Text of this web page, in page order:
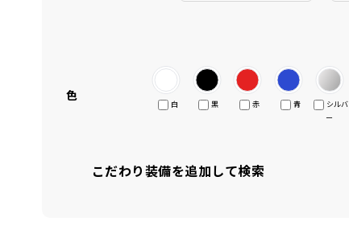
色
白 黒 赤 青
シルバ
ー
こだわり装備を追加して検索